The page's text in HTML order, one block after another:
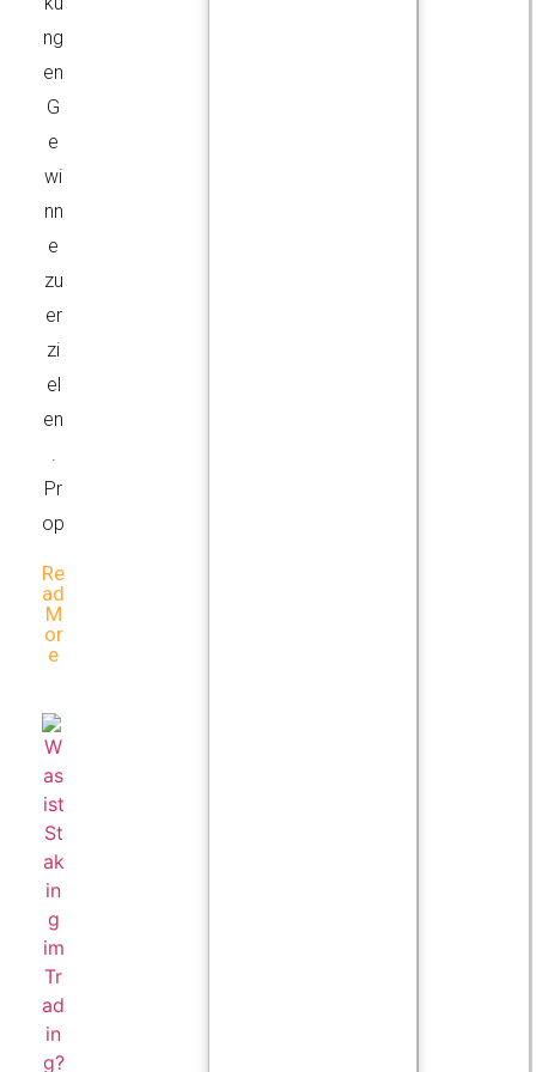
ng
en
G
e
wi
nn
e
zu
er
zi
el
en
.
Pr
op
Re
Ad
M
Or
E